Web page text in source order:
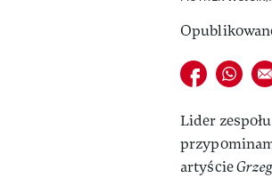
Udostępnij na
E-
Lider
artyście